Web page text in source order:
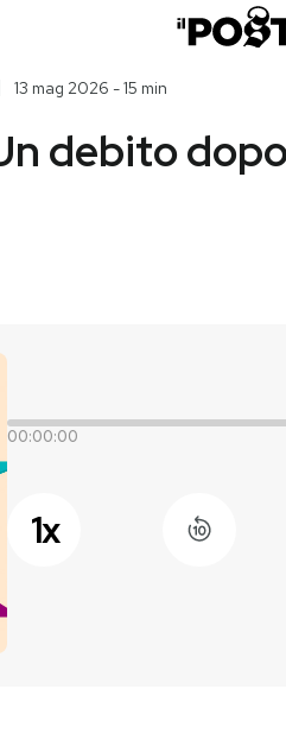
13 mag 2026 - 15 min
debito
00:00:00
1x